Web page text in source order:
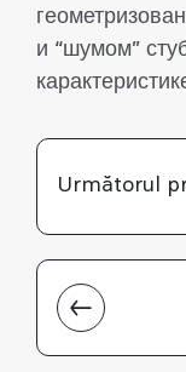
и “шумом”
Următorul